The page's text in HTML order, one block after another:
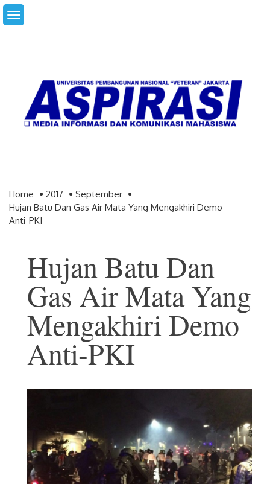
Skip
to
Home 2017
September
Hujan Batu Dan Gas Air Mata Yang Mengakhiri Demo
Anti-PKI
Hujan Batu Dan
Gas Air Mata Yang
Mengakhiri Demo
Anti-PKI